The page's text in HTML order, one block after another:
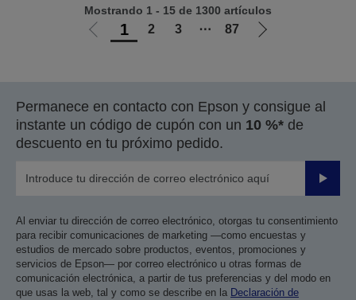
Ir
anterior
1 2 3 ⋯ 87
Ir
siguiente
Mostrando 1 - 15 de 1300 artículos
Permanece en contacto con Epson y consigue al
instante un código de cupón con un 10 %* de
descuento en tu próximo pedido.
Enviar
Al enviar tu dirección de correo electrónico, otorgas tu consentimiento
para recibir comunicaciones de marketing —como encuestas y
estudios de mercado sobre productos, eventos, promociones y
servicios de Epson— por correo electrónico u otras formas de
comunicación electrónica, a partir de tus preferencias y del modo en
que usas la web, tal y como se describe en la Declaración de